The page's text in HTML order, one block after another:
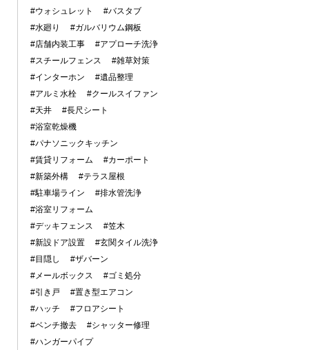
#ウォシュレット
#バスタブ
#水廻り
#ガルバリウム鋼板
#店舗内装工事
#アプローチ洗浄
#スチールフェンス
#雑草対策
#インターホン
#遺品整理
#アルミ水栓
#クールスイファン
#天井
#長尺シート
#浴室乾燥機
#パナソニックキッチン
#賃貸リフォーム
#カーポート
#新築外構
#テラス屋根
#駐車場ライン
#排水管洗浄
#浴室リフォーム
#デッキフェンス
#笠木
#新設ドア設置
#玄関タイル洗浄
#目隠し
#ザバーン
#メールボックス
#ゴミ処分
#引き戸
#置き型エアコン
#ハッチ
#フロアシート
#ベンチ撤去
#シャッター修理
#ハンガーパイプ